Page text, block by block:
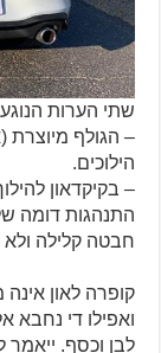
שתי הערות
– הגולף מיוצרת
הילוכים.
– בקיקדאון
חבטה קלילה ולא
קופרה לאון אינה
ואפילו די נחבא
לבן וכסף. ייאמר